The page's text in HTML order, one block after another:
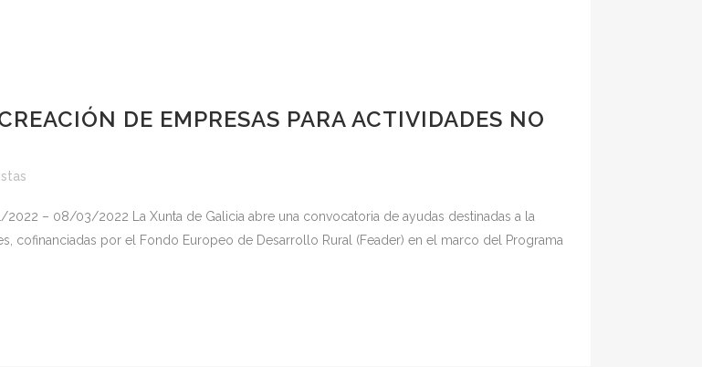
DE EMPRESAS PARA ACTIVIDADES NO
2022 – 08/03/2022 La Xunta de Galicia abre una convocatoria de ayudas destinadas a la
cofinanciadas por el Fondo Europeo de Desarrollo Rural (Feader) en el marco del Programa